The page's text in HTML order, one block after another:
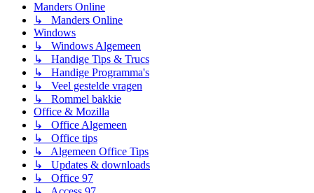
Manders Online
↳ Manders Online
Windows
↳ Windows Algemeen
↳ Handige Tips & Trucs
↳ Handige Programma's
↳ Veel gestelde vragen
↳ Rommel bakkie
Office & Mozilla
↳ Office Algemeen
↳ Office tips
↳ Algemeen Office Tips
↳ Updates & downloads
↳ Office 97